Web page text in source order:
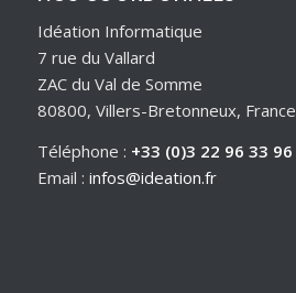
Idéation Informatique
7 rue du Vallard
ZAC du Val de Somme
80800, Villers-Bretonneux, France
Téléphone : +33 (0)3 22 96 33 96
Email : infos@ideation.fr